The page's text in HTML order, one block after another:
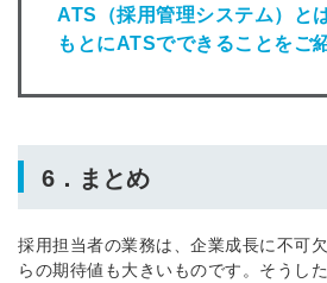
ATS（採用管理システム）と
もとにATSでできることをご
6．まとめ
採用担当者の業務は、企業成長に不可
らの期待値も大きいものです。そうし